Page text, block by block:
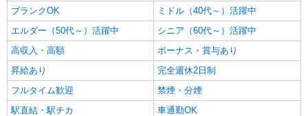
キープ 詳細を見る
ブランクOK
ミドル（40代～）活躍中
エルダー（50代～）活躍中
シニア（60代～）活躍中
高収入・高額
ボーナス・賞与あり
昇給あり
完全週休2日制
フルタイム歓迎
禁煙・分煙
駅直結・駅チカ
車通勤OK